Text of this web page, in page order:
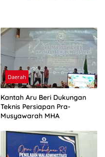
Daerah
Kantah Aru Beri Dukungan
Teknis Persiapan Pra-
Musyawarah MHA